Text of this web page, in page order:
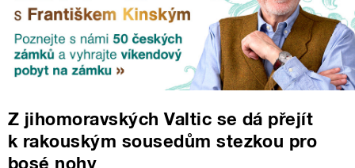
Z jihomoravských Valtic se dá přejít
k rakouským sousedům stezkou pro
bosé nohy